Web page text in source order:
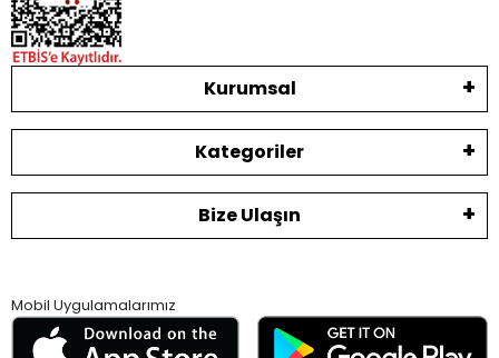
Kurumsal
Kategoriler
Bize Ulaşın
Mobil Uygulamalarımız